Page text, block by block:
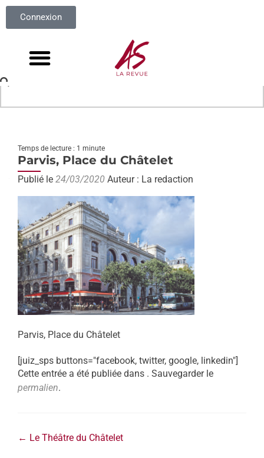
Connexion
Temps de lecture : 1 minute
Parvis, Place du Châtelet
Publié le 24/03/2020 Auteur : La redaction
Parvis, Place du Châtelet
[juiz_sps buttons="facebook, twitter, google, linkedin"]
Cette entrée a été publiée dans . Sauvegarder le
permalien.
← Le Théâtre du Châtelet